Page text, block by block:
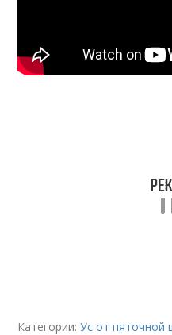
Категории:Ус от пяточной